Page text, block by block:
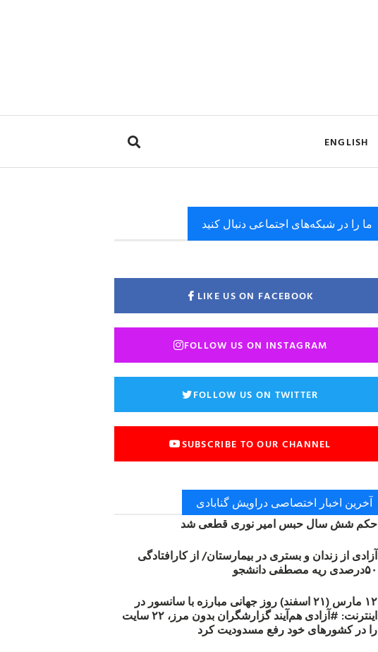
ENGLISH
ما را در شبکه‌های اجتماعی دنبال کنید
LIKE US ON FACEBOOK
FOLLOW US ON INSTAGRAM
FOLLOW US ON TWITTER
SUBSCRIBE TO OUR CHANNEL
آخرین اخبار اختصاصی دراویش گنابادی
حکم شش سال حبس امیر نوری قطعی شد
آزادی از زندان و بستری در بیمارستان/ از کارافتادگی
۵۰درصدی ریه مصطفی دانشجو
۱۲ مارس (۲۱ اسفند) روز جهانی مبارزه با سانسور در
اینترنت: #آزادی هم‌آیند گزارشگران‌ بدون مرز، ۲۲ سایت
را در کشورهای خود رفع مسدودیت کرد